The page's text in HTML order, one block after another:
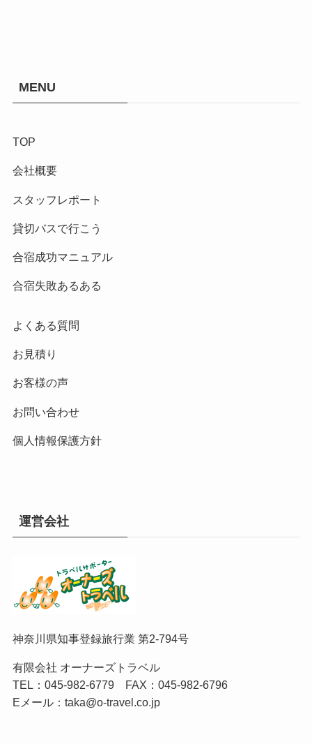
MENU
TOP
会社概要
スタッフレポート
貸切バスで行こう
合宿成功マニュアル
合宿失敗あるある
よくある質問
お見積り
お客様の声
お問い合わせ
個人情報保護方針
運営会社
神奈川県知事登録旅行業 第2-794号
有限会社 オーナーズトラベル
TEL： 045-982-6779FAX：045-982-6796
Eメール： taka@o-travel.co.jp